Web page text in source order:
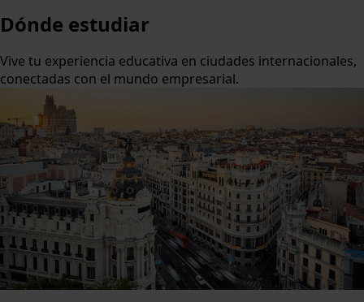
Dónde estudiar
Vive tu experiencia educativa en ciudades internacionales,
conectadas con el mundo empresarial.